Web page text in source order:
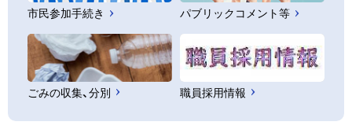
市民参加手続き パブリックコメント等
ごみの収集、分別 職員採用情報